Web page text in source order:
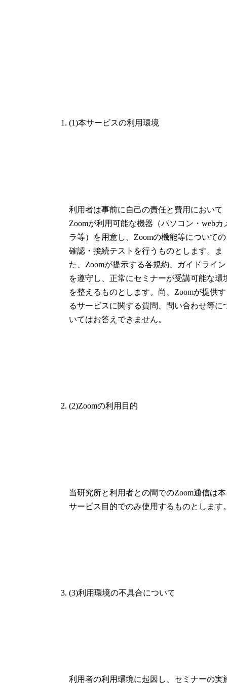
(1)本サービスの利用環境
利用者は事前に自己の責任と費用において
Zoomが利用可能な機器（パソコン・webカ
ラ等）を用意し、Zoomの機能等についての
確認・接続テストを行うものとします。ま
た、Zoomが提示する各規約、ガイドライン
を遵守し、正常にセミナーが受講可能な環
を整えるものとします。尚、Zoomが提供す
るサービスに関する質問、問い合わせ等に
いてはお答えできません。
(2)Zoomの利用目的
当研究所と利用者との間でのZoom通信は本
サービス目的でのみ使用するものとします
(3)利用環境の不具合について
利用者の利用環境に起因し、セミナーの実